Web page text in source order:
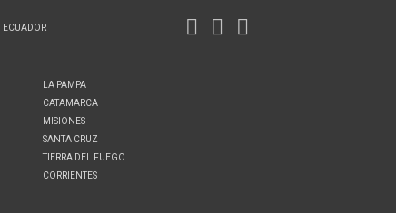
ECUADOR
LA PAMPA
CATAMARCA
MISIONES
SANTA CRUZ
TIERRA DEL FUEGO
CORRIENTES